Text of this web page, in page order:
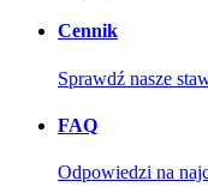
Cennik
Sprawdź nasze
FAQ
Odpowiedzi na